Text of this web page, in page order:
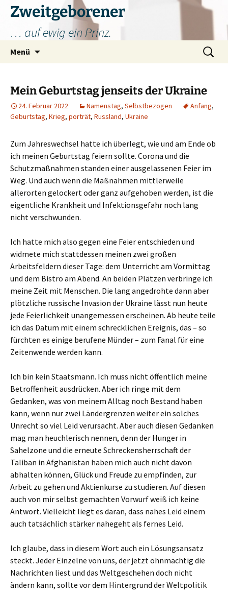
Zum
Inhalt
springen
Zweitgeborener
… auf ewig ein Prinz.
Menü
Suchen
nach:
Mein Geburtstag jenseits der Ukraine
24. Februar 2022 Namenstag, Selbstbezogen Anfang,
Geburtstag, Krieg, porträt, Russland, Ukraine
Zum Jahreswechsel hatte ich überlegt, wie und am Ende ob
ich meinen Geburtstag feiern sollte. Corona und die
Schutzmaßnahmen standen einer ausgelassenen Feier im
Weg. Und auch wenn die Maßnahmen mittlerweile
allerorten gelockert oder ganz aufgehoben werden, ist die
eigentliche Krankheit und Infektionsgefahr noch lang
nicht verschwunden.
Ich hatte mich also gegen eine Feier entschieden und
widmete mich stattdessen meinen zwei großen
Arbeitsfeldern dieser Tage: dem Unterricht am Vormittag
und dem Bistro am Abend. An beiden Plätzen verbringe ich
meine Zeit mit Menschen. Die lang angedrohte dann aber
plötzliche russische Invasion der Ukraine lässt nun heute
jede Feierlichkeit unangemessen erscheinen. Ab heute teile
ich das Datum mit einem schrecklichen Ereignis, das – so
fürchten es einige berufene Münder – zum Fanal für eine
Zeitenwende werden kann.
Ich bin kein Staatsmann. Ich muss nicht öffentlich meine
Betroffenheit ausdrücken. Aber ich ringe mit dem
Gedanken, was von meinem Alltag noch Bestand haben
kann, wenn nur zwei Ländergrenzen weiter ein solches
Unrecht so viel Leid verursacht. Aber auch diesen Gedanken
mag man heuchlerisch nennen, denn der Hunger in
Sahelzone und die erneute Schreckensherrschaft der
Taliban in Afghanistan haben mich auch nicht davon
abhalten können, Glück und Freude zu empfinden, zur
Arbeit zu gehen und Aktienkurse zu studieren. Auf diesen
auch von mir selbst gemachten Vorwurf weiß ich keine
Antwort. Vielleicht liegt es daran, dass nahes Leid einem
auch tatsächlich stärker nahegeht als fernes Leid.
Ich glaube, dass in diesem Wort auch ein Lösungsansatz
steckt. Jeder Einzelne von uns, der jetzt ohnmächtig die
Nachrichten liest und das Weltgeschehen doch nicht
ändern kann, sollte vor dem Hintergrund der Weltpolitik